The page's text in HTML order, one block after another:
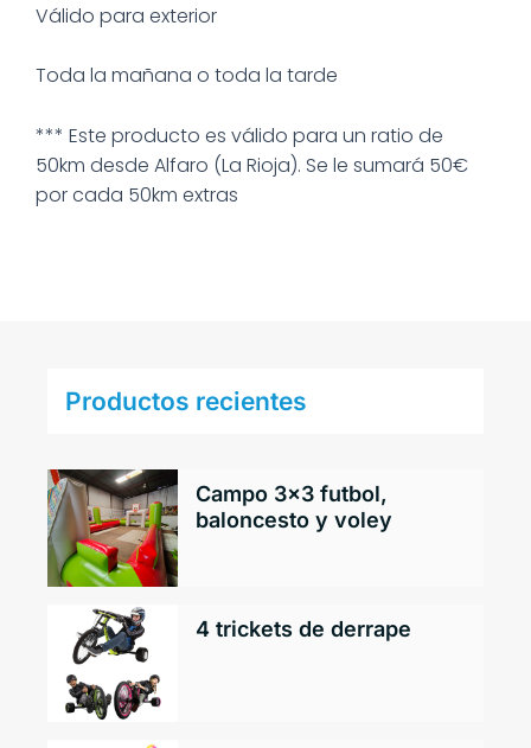
Válido para exterior
Toda la mañana o toda la tarde
*** Este producto es válido para un ratio de
50km desde Alfaro (La Rioja). Se le sumará 50€
por cada 50km extras
Productos recientes
Campo 3×3 futbol,
baloncesto y voley
4 trickets de derrape